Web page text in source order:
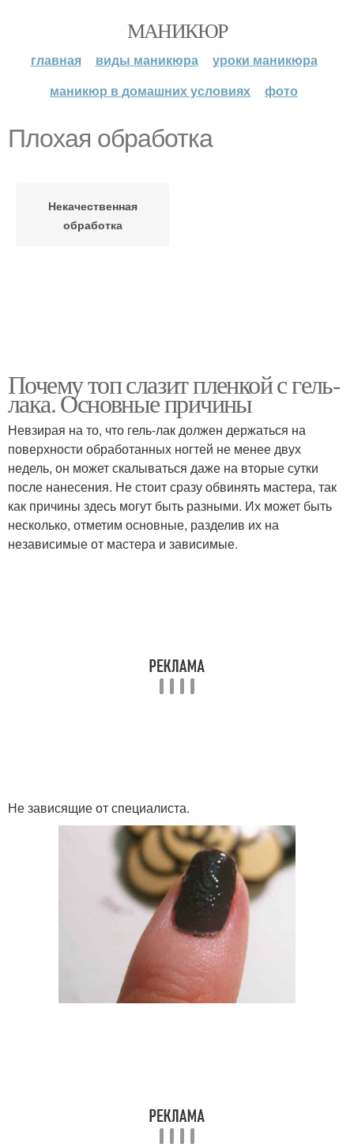
МАНИКЮР
главная виды маникюра
уроки маникюра
маникюр в домашних условиях
фото
Плохая обработка
Некачественная
обработка
Почему топ слазит пленкой с гель-
лака. Основные причины
Невзирая на то, что гель-лак должен держаться на
поверхности обработанных ногтей не менее двух
недель, он может скалываться даже на вторые сутки
после нанесения. Не стоит сразу обвинять мастера, так
как причины здесь могут быть разными. Их может быть
несколько, отметим основные, разделив их на
независимые от мастера и зависимые.
Не зависящие от специалиста.